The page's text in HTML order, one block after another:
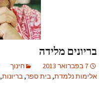
בריונים מלידה
7 בפברואר 2013 חינוך
אלימות נלמדת, בית ספר, בריונות,